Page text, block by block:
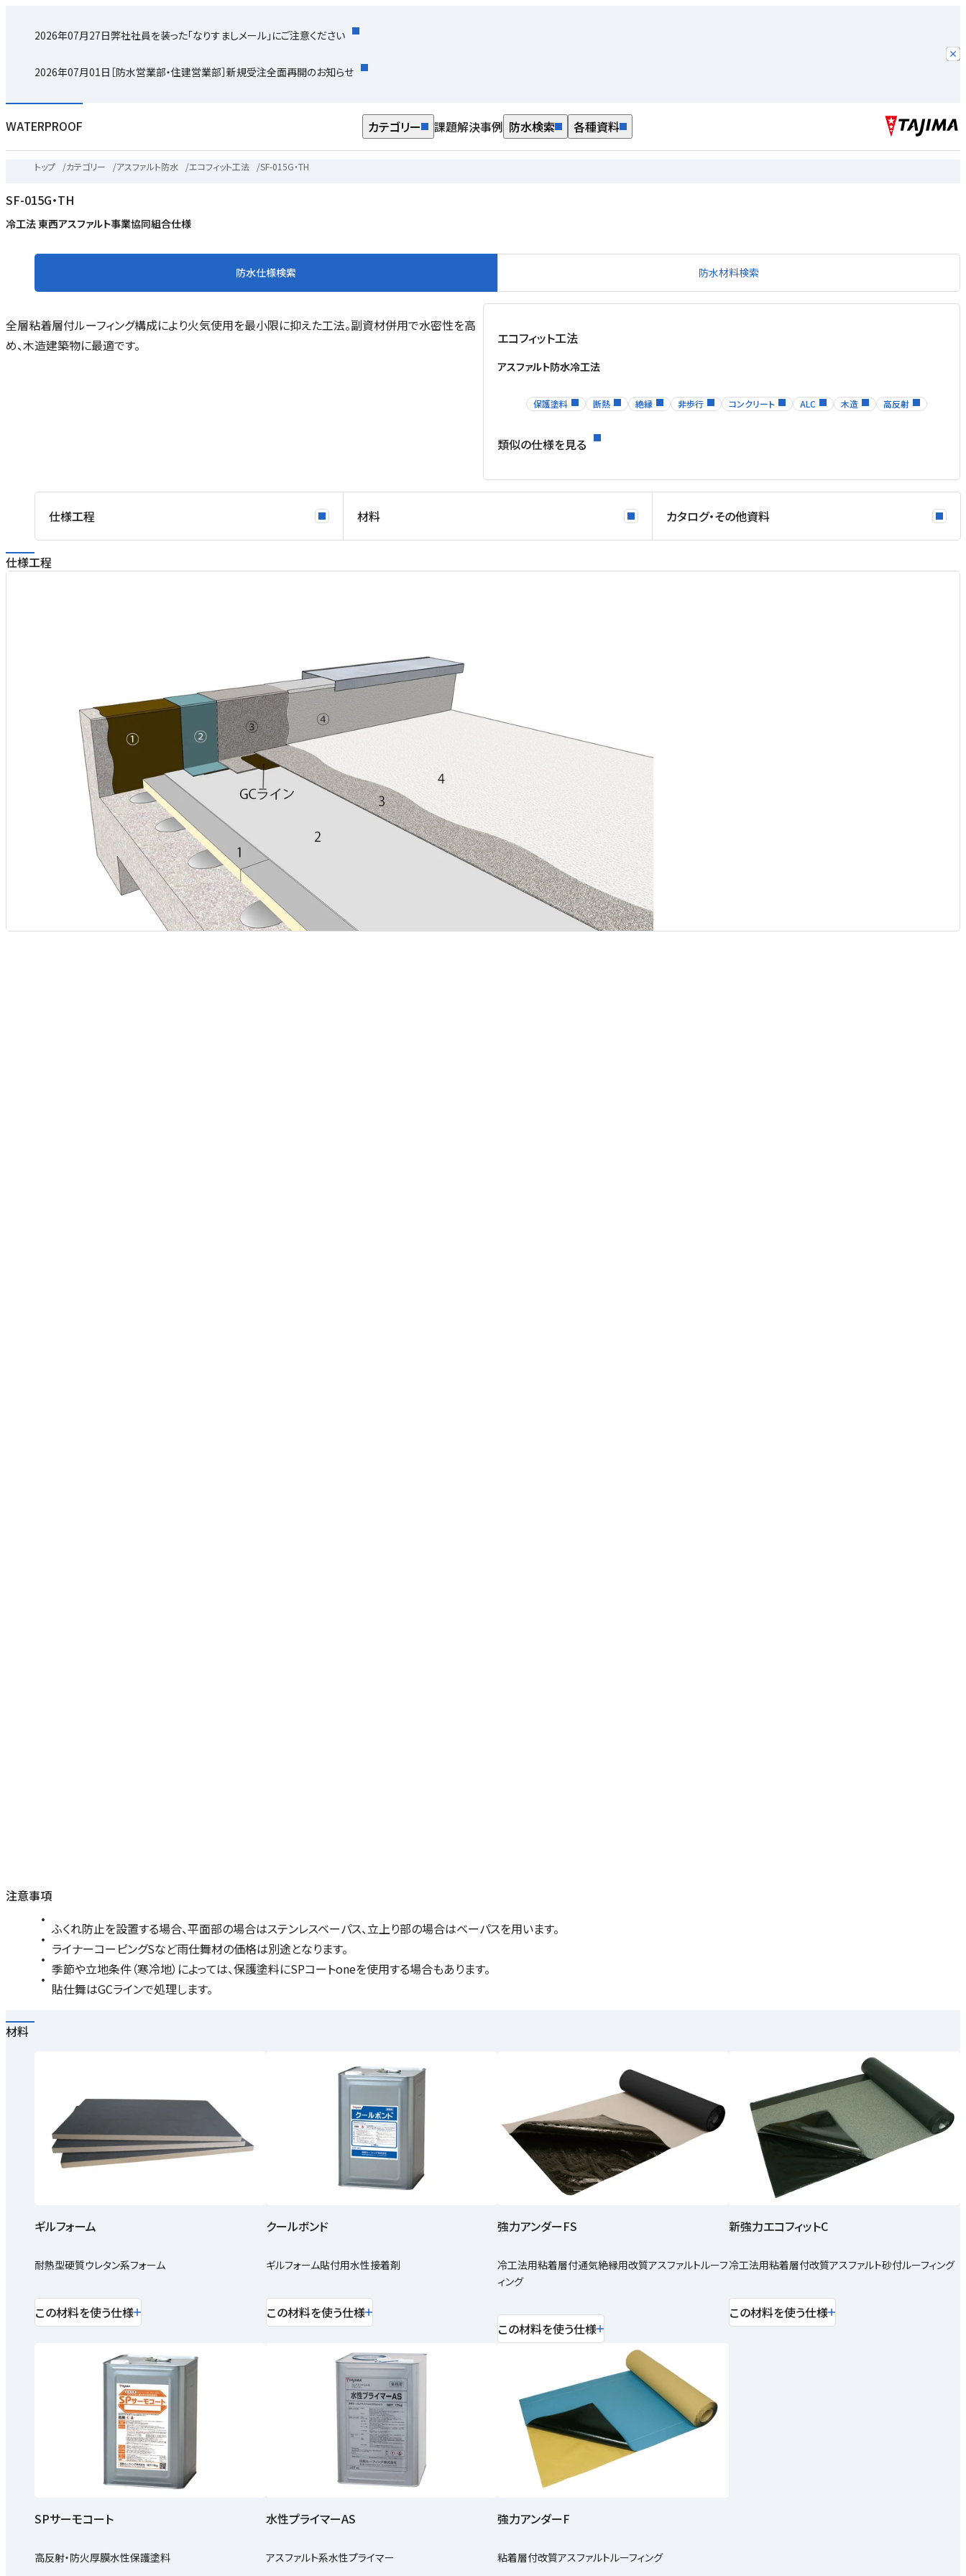
2026年07月27日弊社社員を装った「なりすましメール」にご注意ください
2026年07月01日 ［防水営業部・住建営業部］新規受注全面再開のお知らせ
WATERPROOF カテゴリー 課題解決事例 防水検索 各種資料
トップ /カテゴリー /アスファルト防水 /エコフィット工法 /SF-015G・TH
SF-015G・TH
冷工法 東西アスファルト事業協同組合仕様
防水仕様検索 防水材料検索
全層粘着層付ルーフィング構成により火気使用を最小限に抑えた工法。副資材併用で水密性を高
め、木造建築物に最適です。
エコフィット工法
アスファルト防水冷工法
保護塗料 断熱 絶縁 非歩行 コンクリート ALC 木造 高反射
類似の仕様を見る
仕様工程 材料 カタログ・その他資料
仕様工程
注意事項
ふくれ防止を設置する場合、平面部の場合はステンレスベーパス、立上り部の場合はベーパスを用います。
ライナーコーピングSなど雨仕舞材の価格は別途となります。
季節や立地条件（寒冷地）によっては、保護塗料にSPコートoneを使用する場合もあります。
貼仕舞はGCラインで処理します。
材料
ギルフォーム
耐熱型硬質ウレタン系フォーム
この材料を使う仕様
クールボンド
ギルフォーム貼付用水性接着剤
この材料を使う仕様
強力アンダーFS
冷工法用粘着層付通気絶縁用改質アスファルトルーフ
ィング
この材料を使う仕様
新強力エコフィットC
冷工法用粘着層付改質アスファルト砂付ルーフィング
この材料を使う仕様
SPサーモコート
高反射・防火厚膜水性保護塗料
水性プライマーAS
アスファルト系水性プライマー
強力アンダーF
粘着層付改質アスファルトルーフィング